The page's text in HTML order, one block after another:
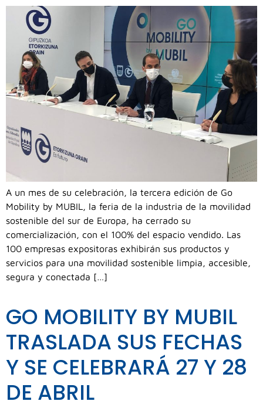
A un mes de su celebración, la tercera edición de Go
Mobility by MUBIL, la feria de la industria de la movilidad
sostenible del sur de Europa, ha cerrado su
comercialización, con el 100% del espacio vendido. Las
100 empresas expositoras exhibirán sus productos y
servicios para una movilidad sostenible limpia, accesible,
segura y conectada […]
GO MOBILITY BY MUBIL
TRASLADA SUS FECHAS
Y SE CELEBRARÁ 27 Y 28
DE ABRIL